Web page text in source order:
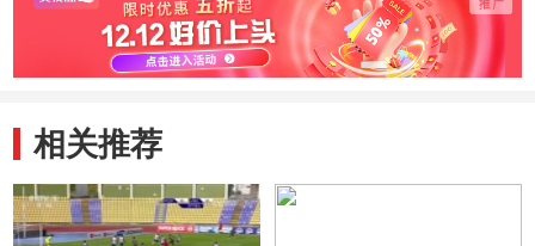
相关推荐